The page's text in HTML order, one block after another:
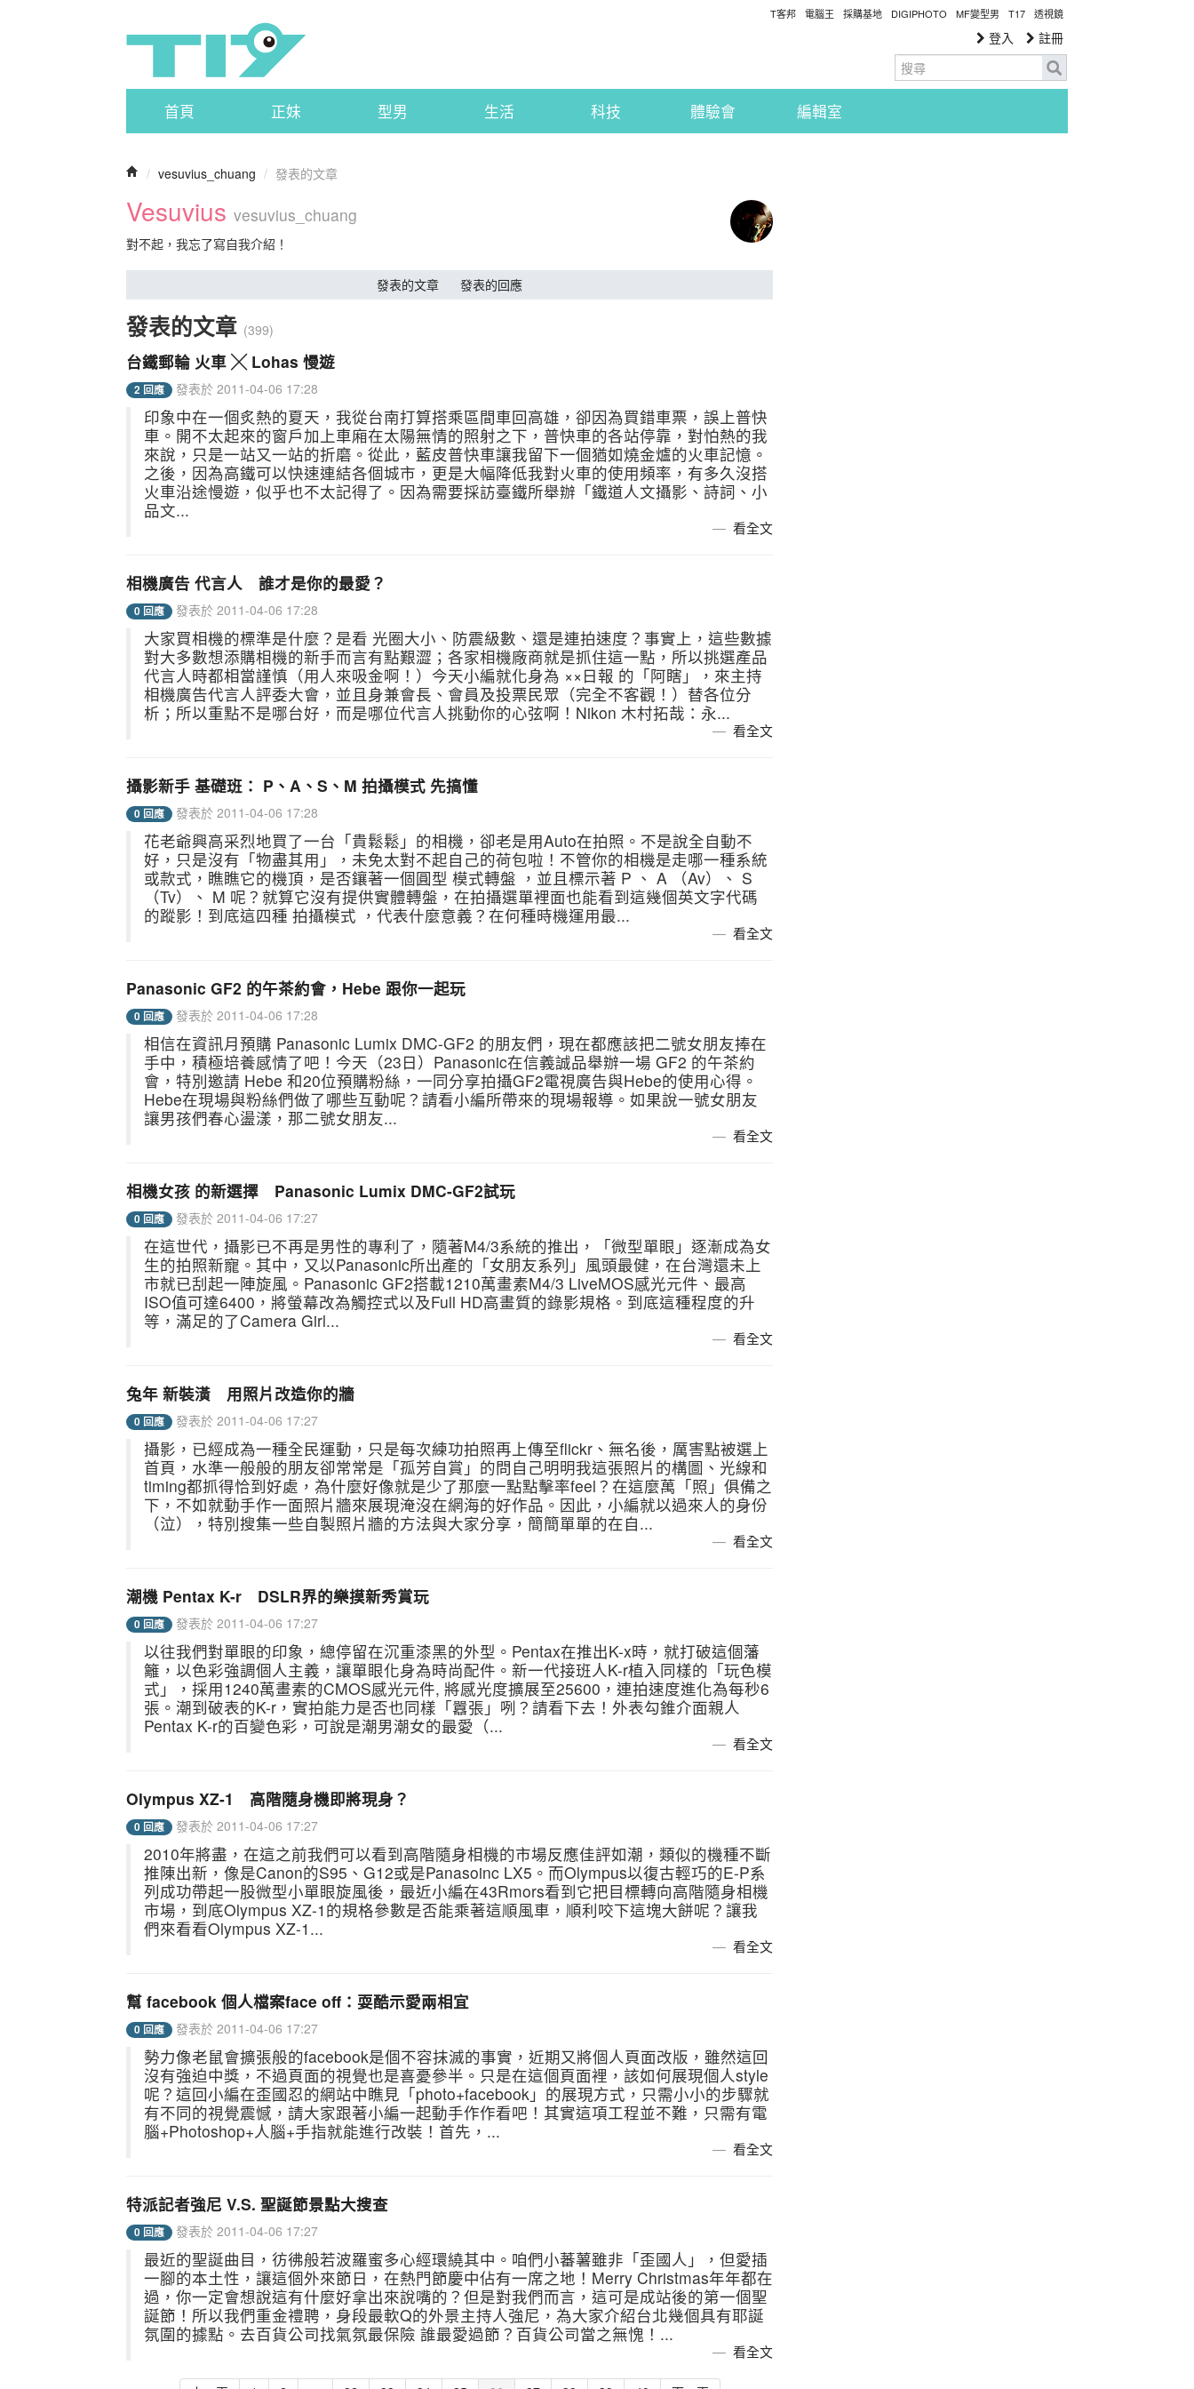
T客邦 電腦王 採購基地 DIGIPHOTO MF變型男 T17 透視鏡
登入 註冊
首頁 正妹 型男 生活 科技 體驗會 編輯室
/ vesuvius_chuang / 發表的文章
Vesuvius vesuvius_chuang
對不起，我忘了寫自我介紹！
發表的文章 發表的回應
發表的文章 (399)
台鐵郵輪 火車 ╳ Lohas 慢遊
2 回應 發表於 2011-04-06 17:28
印象中在一個炙熱的夏天，我從台南打算搭乘區間車回高雄，卻因為買錯車票，誤上普快
車。開不太起來的窗戶加上車廂在太陽無情的照射之下，普快車的各站停靠，對怕熱的我
來說，只是一站又一站的折磨。從此，藍皮普快車讓我留下一個猶如燒金爐的火車記憶。
之後，因為高鐵可以快速連結各個城市，更是大幅降低我對火車的使用頻率，有多久沒搭
火車沿途慢遊，似乎也不太記得了。因為需要採訪臺鐵所舉辦「鐵道人文攝影、詩詞、小
品文...
看全文
相機廣告 代言人 誰才是你的最愛？
0 回應 發表於 2011-04-06 17:28
大家買相機的標準是什麼？是看 光圈大小、防震級數、還是連拍速度？事實上，這些數據
對大多數想添購相機的新手而言有點艱澀；各家相機廠商就是抓住這一點，所以挑選產品
代言人時都相當謹慎（用人來吸金啊！）今天小編就化身為 ××日報 的「阿瞎」，來主持
相機廣告代言人評委大會，並且身兼會長、會員及投票民眾（完全不客觀！）替各位分
析；所以重點不是哪台好，而是哪位代言人挑動你的心弦啊！Nikon 木村拓哉：永...
看全文
攝影新手 基礎班： P、A、S、M 拍攝模式 先搞懂
0 回應 發表於 2011-04-06 17:28
花老爺興高采烈地買了一台「貴鬆鬆」的相機，卻老是用Auto在拍照。不是說全自動不
好，只是沒有「物盡其用」，未免太對不起自己的荷包啦！不管你的相機是走哪一種系統
或款式，瞧瞧它的機頂，是否鑲著一個圓型 模式轉盤 ，並且標示著 P 、 A （Av）、 S
（Tv）、 M 呢？就算它沒有提供實體轉盤，在拍攝選單裡面也能看到這幾個英文字代碼
的蹤影！到底這四種 拍攝模式 ，代表什麼意義？在何種時機運用最...
看全文
Panasonic GF2 的午茶約會，Hebe 跟你一起玩
0 回應 發表於 2011-04-06 17:28
相信在資訊月預購 Panasonic Lumix DMC-GF2 的朋友們，現在都應該把二號女朋友捧在
手中，積極培養感情了吧！今天（23日）Panasonic在信義誠品舉辦一場 GF2 的午茶約
會，特別邀請 Hebe 和20位預購粉絲，一同分享拍攝GF2電視廣告與Hebe的使用心得。
Hebe在現場與粉絲們做了哪些互動呢？請看小編所帶來的現場報導。如果說一號女朋友
讓男孩們春心盪漾，那二號女朋友...
看全文
相機女孩 的新選擇 Panasonic Lumix DMC-GF2試玩
0 回應 發表於 2011-04-06 17:27
在這世代，攝影已不再是男性的專利了，隨著M4/3系統的推出，「微型單眼」逐漸成為女
生的拍照新寵。其中，又以Panasonic所出產的「女朋友系列」風頭最健，在台灣還未上
市就已刮起一陣旋風。Panasonic GF2搭載1210萬畫素M4/3 LiveMOS感光元件、最高
ISO值可達6400，將螢幕改為觸控式以及Full HD高畫質的錄影規格。到底這種程度的升
等，滿足的了Camera Girl...
看全文
兔年 新裝潢 用照片改造你的牆
0 回應 發表於 2011-04-06 17:27
攝影，已經成為一種全民運動，只是每次練功拍照再上傳至flickr、無名後，厲害點被選上
首頁，水準一般般的朋友卻常常是「孤芳自賞」的問自己明明我這張照片的構圖、光線和
timing都抓得恰到好處，為什麼好像就是少了那麼一點點擊率feel？在這麼萬「照」俱備之
下，不如就動手作一面照片牆來展現淹沒在網海的好作品。因此，小編就以過來人的身份
（泣），特別搜集一些自製照片牆的方法與大家分享，簡簡單單的在自...
看全文
潮機 Pentax K-r DSLR界的樂摸新秀賞玩
0 回應 發表於 2011-04-06 17:27
以往我們對單眼的印象，總停留在沉重漆黑的外型。Pentax在推出K-x時，就打破這個藩
籬，以色彩強調個人主義，讓單眼化身為時尚配件。新一代接班人K-r植入同樣的「玩色模
式」，採用1240萬畫素的CMOS感光元件, 將感光度擴展至25600，連拍速度進化為每秒6
張。潮到破表的K-r，實拍能力是否也同樣「囂張」咧？請看下去！外表勾錐介面親人
Pentax K-r的百變色彩，可說是潮男潮女的最愛（...
看全文
Olympus XZ-1 高階隨身機即將現身？
0 回應 發表於 2011-04-06 17:27
2010年將盡，在這之前我們可以看到高階隨身相機的市場反應佳評如潮，類似的機種不斷
推陳出新，像是Canon的S95、G12或是Panasoinc LX5。而Olympus以復古輕巧的E-P系
列成功帶起一股微型小單眼旋風後，最近小編在43Rmors看到它把目標轉向高階隨身相機
市場，到底Olympus XZ-1的規格參數是否能乘著這順風車，順利咬下這塊大餅呢？讓我
們來看看Olympus XZ-1...
看全文
幫 facebook 個人檔案face off：耍酷示愛兩相宜
0 回應 發表於 2011-04-06 17:27
勢力像老鼠會擴張般的facebook是個不容抹滅的事實，近期又將個人頁面改版，雖然這回
沒有強迫中獎，不過頁面的視覺也是喜憂參半。只是在這個頁面裡，該如何展現個人style
呢？這回小編在歪國忍的網站中瞧見「photo+facebook」的展現方式，只需小小的步驟就
有不同的視覺震憾，請大家跟著小編一起動手作作看吧！其實這項工程並不難，只需有電
腦+Photoshop+人腦+手指就能進行改裝！首先，...
看全文
特派記者強尼 V.S. 聖誕節景點大搜查
0 回應 發表於 2011-04-06 17:27
最近的聖誕曲目，彷彿般若波羅蜜多心經環繞其中。咱們小蕃薯雖非「歪國人」，但愛插
一腳的本土性，讓這個外來節日，在熱門節慶中佔有一席之地！Merry Christmas年年都在
過，你一定會想說這有什麼好拿出來說嘴的？但是對我們而言，這可是成站後的第一個聖
誕節！所以我們重金禮聘，身段最軟Q的外景主持人強尼，為大家介紹台北幾個具有耶誕
氛圍的據點。去百貨公司找氣氛最保險 誰最愛過節？百貨公司當之無愧！...
看全文